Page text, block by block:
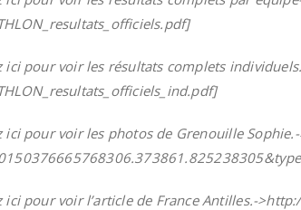
ici pour voir les résultats complets
ici pour voir les photos de Grenouille
ici pour voir l’article de France Antilles.-